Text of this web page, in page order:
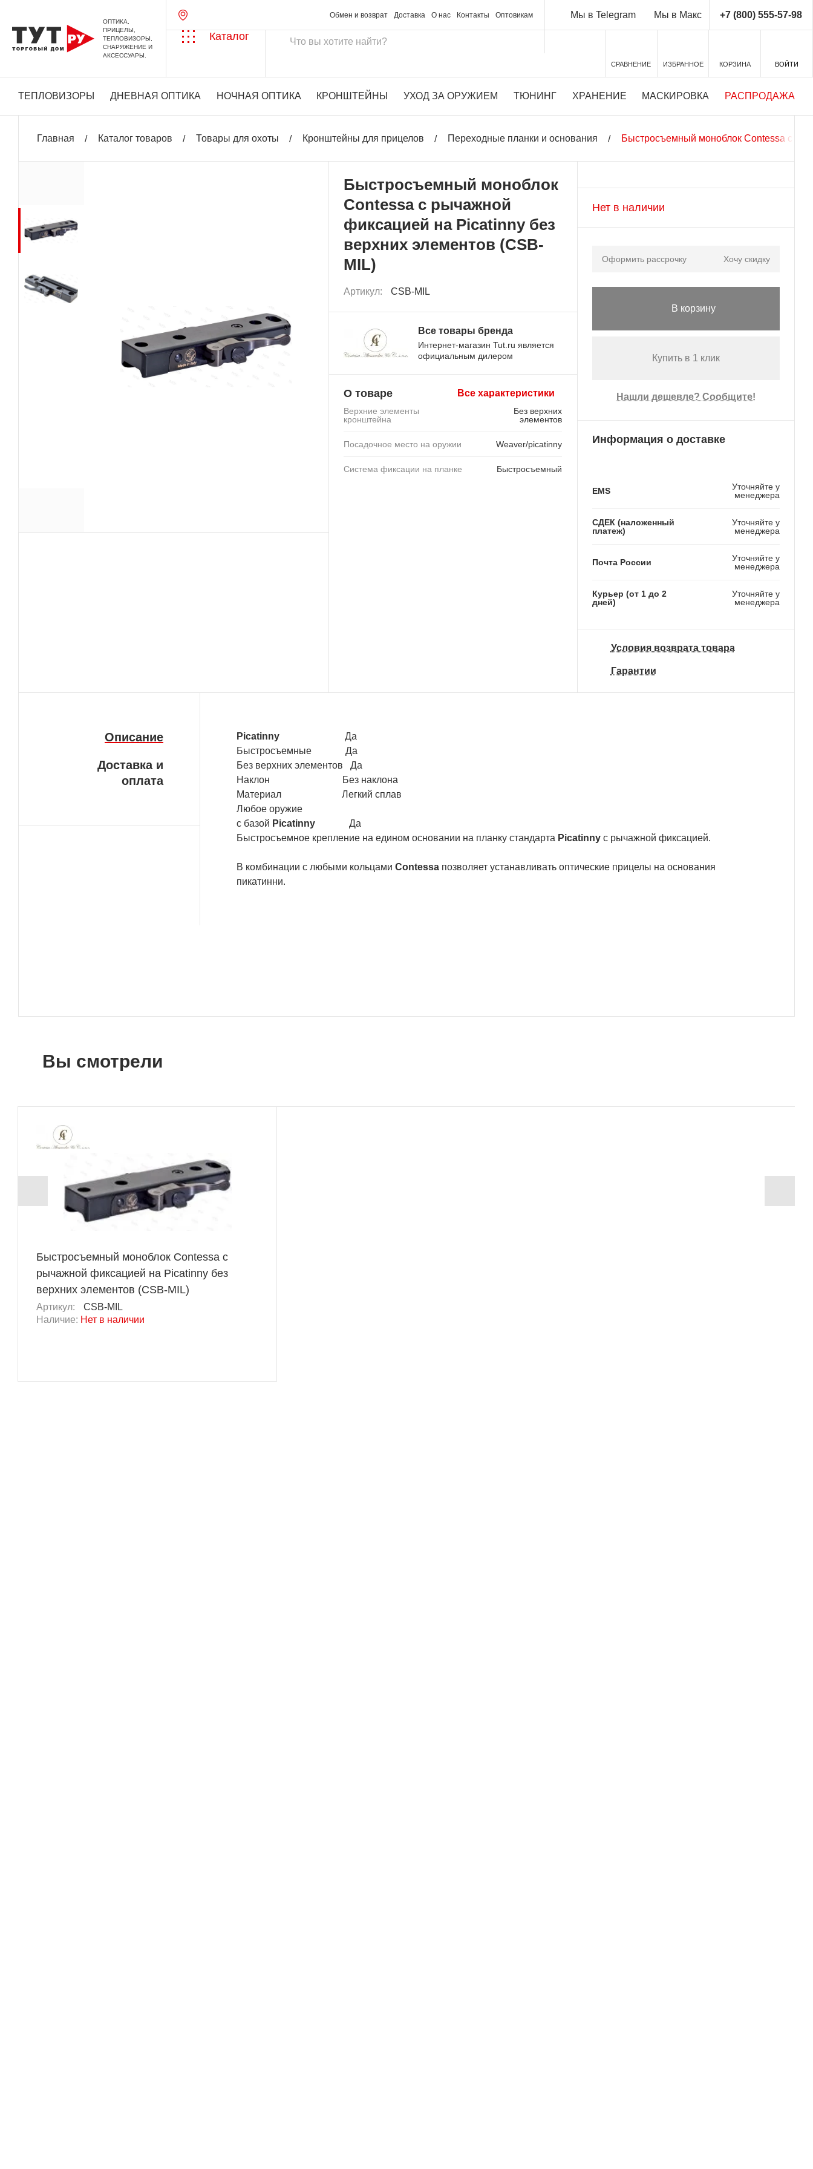
ОПТИКА,
ПРИЦЕЛЫ,
ТЕПЛОВИЗОРЫ,
СНАРЯЖЕНИЕ И
АКСЕССУАРЫ.
Обмен и возврат Доставка О нас Контакты Оптовикам Мы в Telegram Мы в Макс +7 (800) 555-57-98
Каталог
СРАВНЕНИЕ ИЗБРАННОЕ КОРЗИНА ВОЙТИ
ТЕПЛОВИЗОРЫ ДНЕВНАЯ ОПТИКА НОЧНАЯ ОПТИКА КРОНШТЕЙНЫ УХОД ЗА ОРУЖИЕМ ТЮНИНГ ХРАНЕНИЕ МАСКИРОВКА РАСПРОДАЖА
Главная Каталог товаров Товары для охоты Кронштейны для прицелов Переходные планки и основания Быстросъемный моноблок Contessa с
Быстросъемный моноблок
Contessa с рычажной
фиксацией на Picatinny без
верхних элементов (CSB-
MIL)
Артикул: CSB-MIL
Все товары бренда
Интернет-магазин Tut.ru является
официальным дилером
О товаре Все характеристики
Верхние элементы
кронштейна
Без верхних
элементов
Посадочное место на оружии Weaver/picatinny
Система фиксации на планке Быстросъемный
Нет в наличии
Оформить рассрочку Хочу скидку
В корзину
Купить в 1 клик
Нашли дешевле? Сообщите!
Информация о доставке
EMS
Уточняйте у
менеджера
СДЕК (наложенный
платеж)
Уточняйте у
менеджера
Почта России
Уточняйте у
менеджера
Курьер (от 1 до 2
дней)
Уточняйте у
менеджера
Условия возврата товара
Гарантии
Описание
Доставка и
оплата
Picatinny
Да
Быстросъемные Да
Без верхних элементов Да
Наклон Без наклона
Материал Легкий сплав
Любое оружие
с базой Picatinny Да
Быстросъемное крепление на едином основании на планку стандарта Picatinny c рычажной фиксацией.
В комбинации с любыми кольцами Contessa позволяет устанавливать оптические прицелы на основания
пикатинни.
Вы смотрели
Быстросъемный моноблок Contessa с
рычажной фиксацией на Picatinny без
верхних элементов (CSB-MIL)
Артикул:
CSB-MIL
Наличие: Нет в наличии